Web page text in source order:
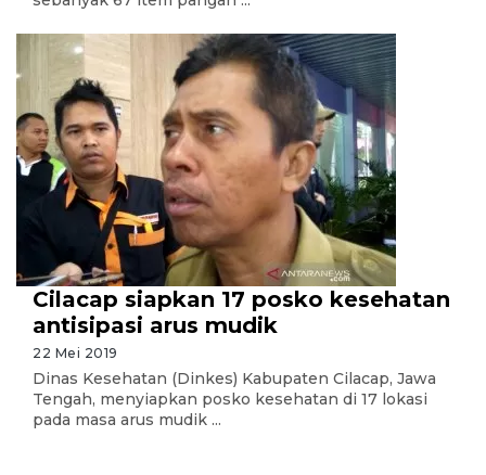
Cilacap siapkan 17 posko kesehatan
antisipasi arus mudik
22 Mei 2019
Dinas Kesehatan (Dinkes) Kabupaten Cilacap, Jawa
Tengah, menyiapkan posko kesehatan di 17 lokasi
pada masa arus mudik ...